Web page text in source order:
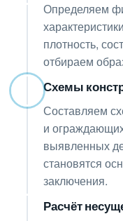
Определяем
плотность,
отбираем
Схемы
Составляем
и
выявленных
становятся
заключения.
Расчёт